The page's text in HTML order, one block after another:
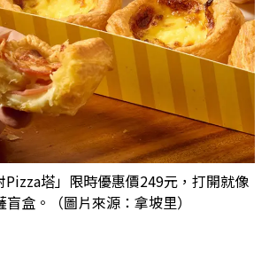
塔」限時優惠價249元，打開就像
盲盒。（圖片來源：拿坡里）